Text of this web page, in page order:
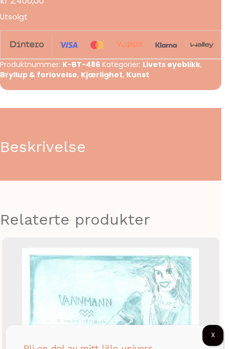
Utsolgt
Produktnummer: K-BT-486 Kategorier: Livets øyeblikk,
Bryllup & forlovelse, Kjærlighet, Kunst
Beskrivelse
Relaterte produkter
X